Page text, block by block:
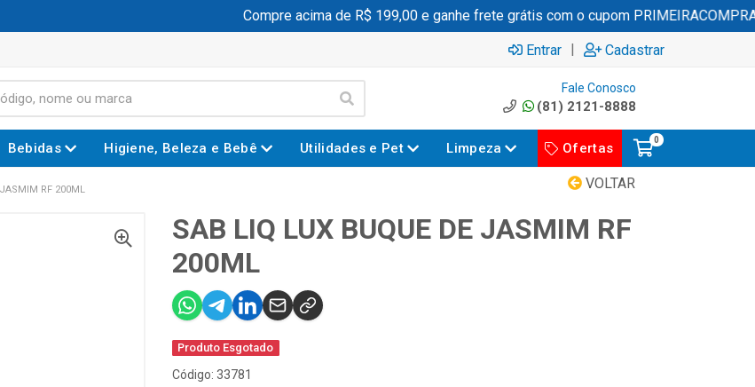
Compre acima de R$ 199,00 e ganhe frete grátis com o cupom PRIMEIRACOMPRA
Entrar | Cadastrar
Fale Conosco
(81) 2121-8888
Bebidas Higiene, Beleza e Bebê Utilidades e Pet Limpeza Ofertas
0
VOLTAR
RF 200ML
SAB LIQ LUX BUQUE DE JASMIM RF
200ML
Produto Esgotado
Código: 33781